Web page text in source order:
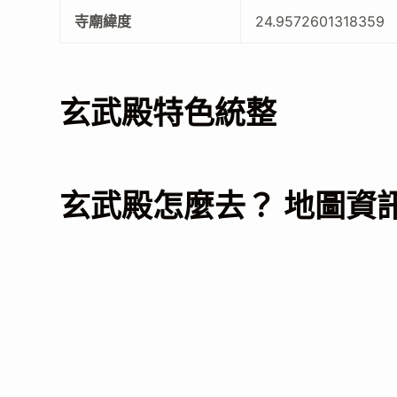
寺廟緯度 24.9572601318359
玄武殿特色統整
玄武殿怎麼去？ 地圖資